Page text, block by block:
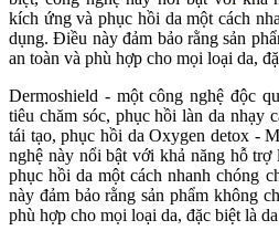
kích ứng và phục hồi da một cách
dụng. Điều này đảm bảo rằng sản
an toàn và phù hợp cho mọi loại da,
Dermoshield - một công nghệ độc
tiêu chăm sóc, phục hồi làn da nhạy
tái tạo, phục hồi da Oxygen detox -
nghệ này nổi bật với khả năng hỗ
phục hồi da một cách nhanh chóng
này đảm bảo rằng sản phẩm không
phù hợp cho mọi loại da, đặc biệt là